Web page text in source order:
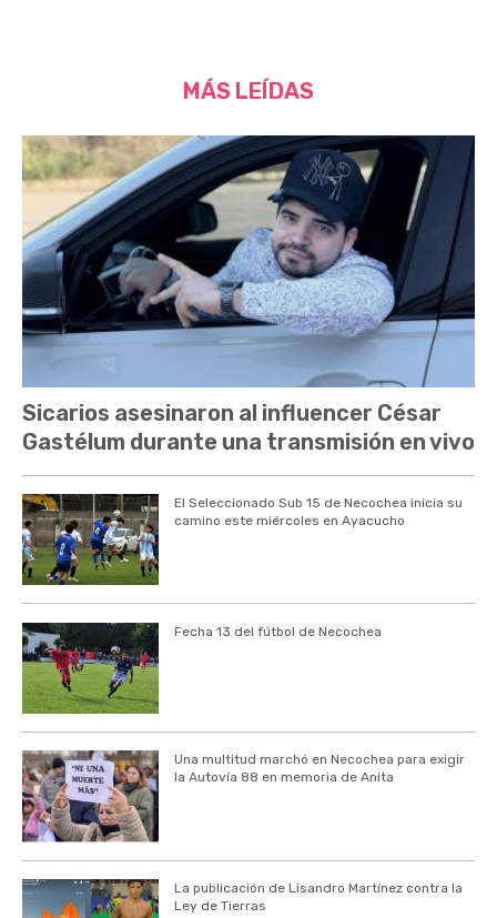
MÁS LEÍDAS
Sicarios asesinaron al influencer César
Gastélum durante una transmisión en vivo
El Seleccionado Sub 15 de Necochea inicia su
camino este miércoles en Ayacucho
Fecha 13 del fútbol de Necochea
Una multitud marchó en Necochea para exigir
la Autovía 88 en memoria de Anita
La publicación de Lisandro Martínez contra la
Ley de Tierras